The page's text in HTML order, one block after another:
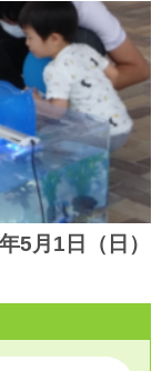
5月1日（日）